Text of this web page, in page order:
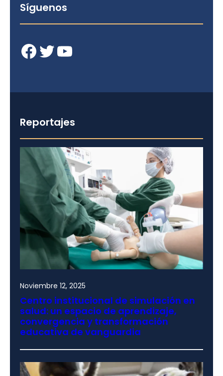
Síguenos
Facebook Twitter YouTube
Reportajes
Noviembre 12, 2025
Centro institucional de simulación en
salud: un espacio de aprendizaje,
convergencia y transformación
educativa de vanguardia